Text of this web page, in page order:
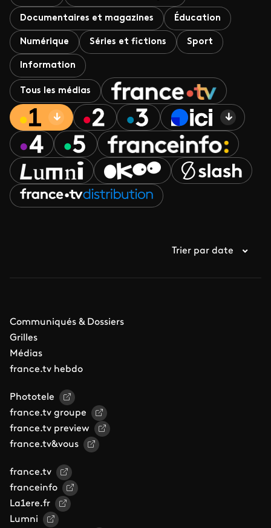
Documentaires et magazines Éducation
Numérique Séries et fictions Sport
Information
Tous les médias
Trier par date
Communiqués & Dossiers
Grilles
Médias
france.tv hebdo
Phototele
france.tv groupe
france.tv preview
france.tv&vous
france.tv
franceinfo
La1ere.fr
Lumni